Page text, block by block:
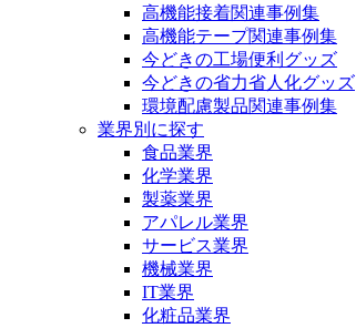
高機能接着関連事例集
高機能テープ関連事例集
今どきの工場便利グッズ
今どきの省力省人化グッズ
環境配慮製品関連事例集
業界別に探す
食品業界
化学業界
製薬業界
アパレル業界
サービス業界
機械業界
IT業界
化粧品業界